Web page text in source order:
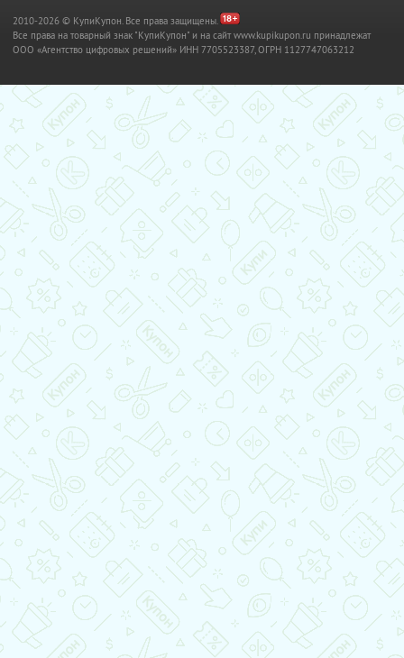
2010-2026 © КупиКупон. Все права защищены.
Все права на товарный знак "КупиКупон" и на сайт www.kupikupon.ru принадлежат
OOO «Агентство цифровых решений» ИНН 7705523387, ОГРН 1127747063212